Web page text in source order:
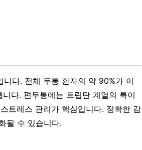
다. 전체 두통 환자의 약 90%가 이
다. 편두통에는 트립탄 계열의 특이
트레스 관리가 핵심입니다. 정확한 감
될 수 있습니다.